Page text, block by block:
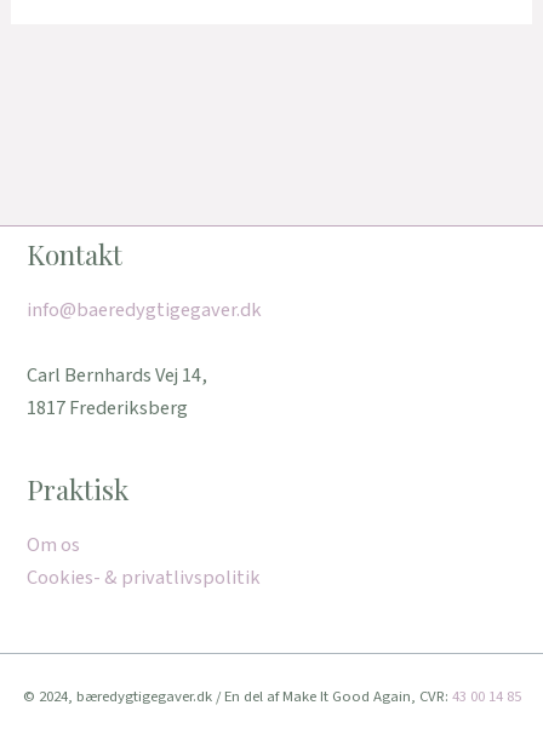
Kontakt
info@baeredygtigegaver.dk
Carl Bernhards Vej 14,
1817 Frederiksberg
Praktisk
Om os
Cookies- & privatlivspolitik
© 2024, bæredygtigegaver.dk / En del af Make It Good Again, CVR: 43 00 14 85